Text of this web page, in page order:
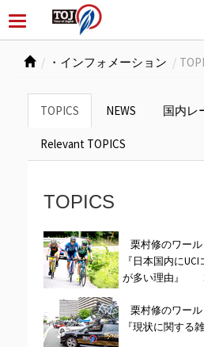
・インフォメーション
TOPICS NEWS 国内レ
Relevant TOPICS
TOPICS
栗村修のワー
『日本国内に
が多い理由』
栗村修のワー
『現状に関する雑